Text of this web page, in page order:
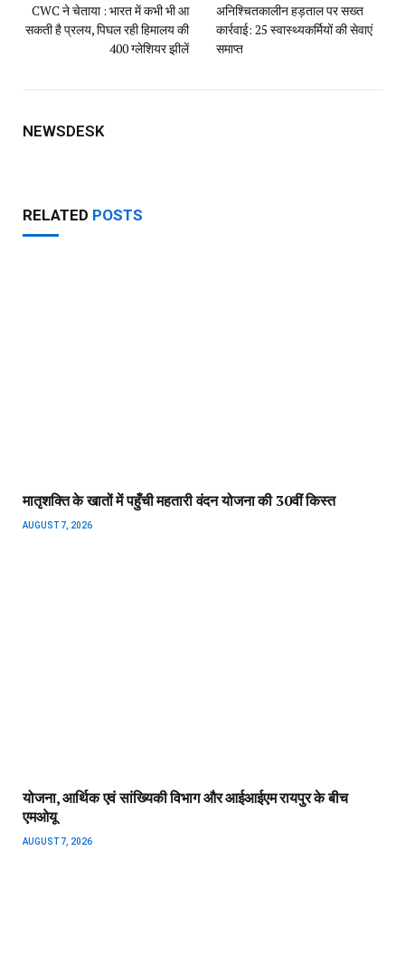
CWC ने चेताया : भारत में कभी भी आ
सकती है प्रलय, पिघल रही हिमालय की
400 ग्लेशियर झीलें
अनिश्चितकालीन हड़ताल पर सख्त
कार्रवाई: 25 स्वास्थ्यकर्मियों की सेवाएं
समाप्त
NEWSDESK
RELATED POSTS
मातृशक्ति के खातों में पहुँची महतारी वंदन योजना की 30वीं किस्त
AUGUST 7, 2026
योजना, आर्थिक एवं सांख्यिकी विभाग और आईआईएम रायपुर के बीच
एमओयू
AUGUST 7, 2026